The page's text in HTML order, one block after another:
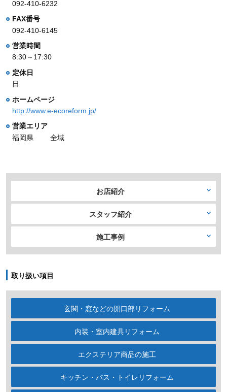
092-410-6232
FAX番号
092-410-6145
営業時間
8:30～17:30
定休日
日
ホームページ
http://www.e-ecoreform.jp/
営業エリア
福岡県
全域
お店紹介
スタッフ紹介
施工事例
取り扱い項目
玄関・窓などの開口部リフォーム
内装・室内建具リフォーム
エクステリア商品の施工
キッチン・バス・トイレリフォーム